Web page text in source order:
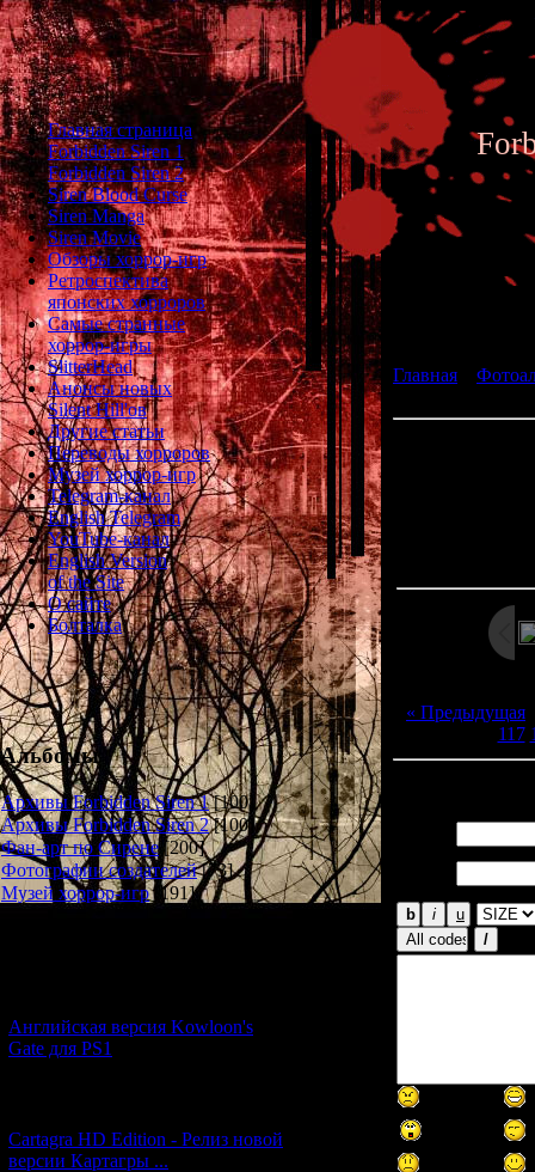
Главная страница
Forbidden Siren 1
Forbidden Siren 2
Siren Blood Curse
Siren Manga
Siren Movie
Обзоры хоррор-игр
Ретроспектива
японских хорроров
Самые странные
хоррор-игры
SlitterHead
Анонсы новых
Silent Hill'ов
Другие статьи
Переводы хорроров
Музей хоррор-игр
Telegram-канал
English Telegram
YouTube-канал
English Version
of the Site
О сайте
Болталка
Альбомы
Архивы Forbidden Siren 1 [100]
Архивы Forbidden Siren 2 [100]
Фан-арт по Сирене [200]
Фотографии создателей [73]
Музей хоррор-игр
[191]
Английская версия Kowloon's
Gate для PS1
Cartagra HD Edition - Релиз новой
версии Картагры ...
Главная
« Предыдущая
117